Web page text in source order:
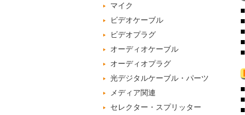
マイク
ビデオケーブル
ビデオプラグ
オーディオケーブル
オーディオプラグ
光デジタルケーブル・パーツ
メディア関連
セレクター・スプリッター